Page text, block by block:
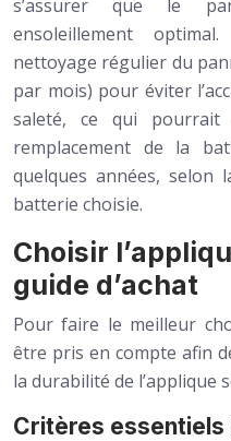
s’assurer que le
ensoleillement
nettoyage régulier du
par mois) pour éviter
saleté, ce qui pourrait
remplacement de la
quelques années, selon
batterie choisie.
Choisir
guide d’achat
Pour faire le meilleur
être pris en compte afin
la durabilité de l’applique
Critères essentiels